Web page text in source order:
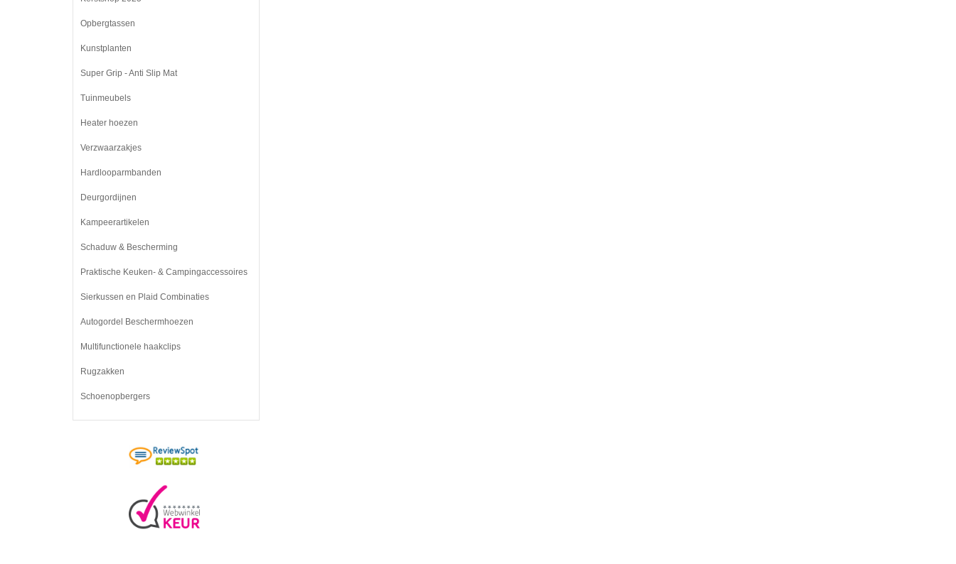
Opbergtassen
Kunstplanten
Super Grip - Anti Slip Mat
Tuinmeubels
Heater hoezen
Verzwaarzakjes
Hardlooparmbanden
Deurgordijnen
Kampeerartikelen
Schaduw & Bescherming
Praktische Keuken- & Campingaccessoires
Sierkussen en Plaid Combinaties
Autogordel Beschermhoezen
Multifunctionele haakclips
Rugzakken
Schoenopbergers